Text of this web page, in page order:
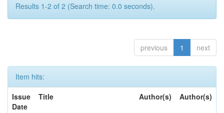
Results 1-2 of 2 (Search time: 0.0 seconds).
previous 1 next
Item hits:
Issue
Date
Title Author(s) Author(s)